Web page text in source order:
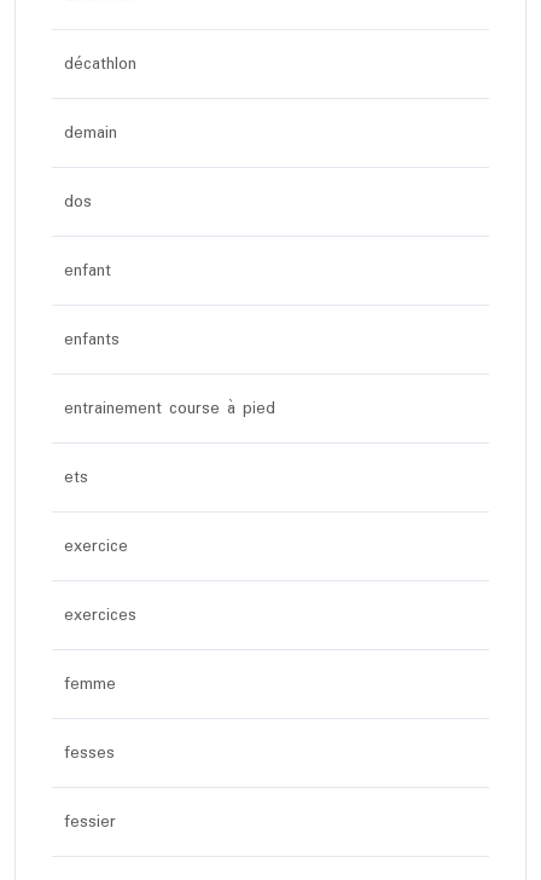
décathlon
demain
dos
enfant
enfants
entrainement course à pied
ets
exercice
exercices
femme
fesses
fessier